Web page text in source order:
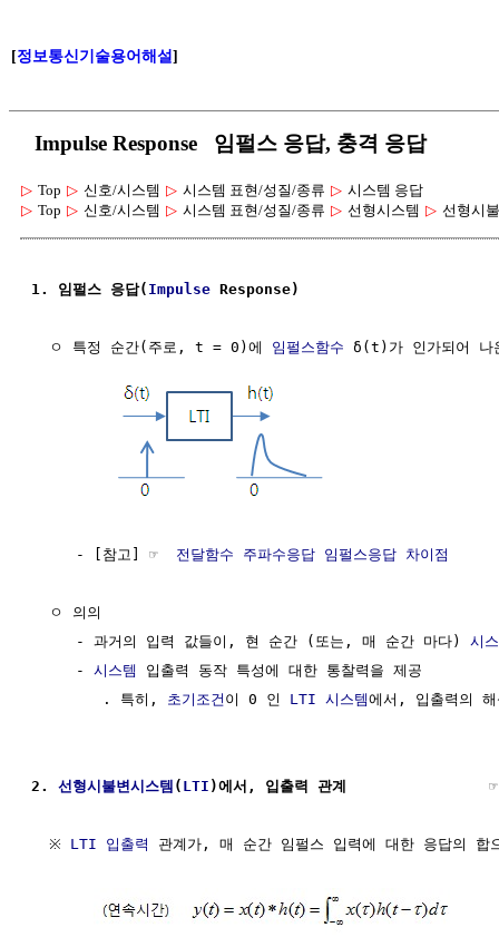
[정보통신기술용어해설]
Impulse Response 임펄스 응답, 충격 응답
▷ Top ▷ 신호/시스템 ▷ 시스템 표현/성질/종류 ▷ 시스템 응답
▷ Top ▷ 신호/시스템 ▷ 시스템 표현/성질/종류 ▷ 선형시스템 ▷ 선형시
1. 임펄스 응답( Impulse Response)
  ㅇ 특정 순간(주로, t = 0)에
임펄스함수 δ(t)가 인가되어
     - [참고] ☞
전달함수 주파수응답 임펄스응답 차이점
  ㅇ 의의
     - 과거의 입력 값들이, 현 순간 (또는, 매 순간 마다)
시
     -
시스템
입출력 동작 특성에 대한 통찰력을 제공
        . 특히,
초기조건 이 0 인 LTI 시스템에서, 입출력의
2. 선형시불변시스템 ( LTI )에서, 입출력 관계
  ※
LTI 입출력 관계가, 매 순간 임펄스 입력에 대한 응답의